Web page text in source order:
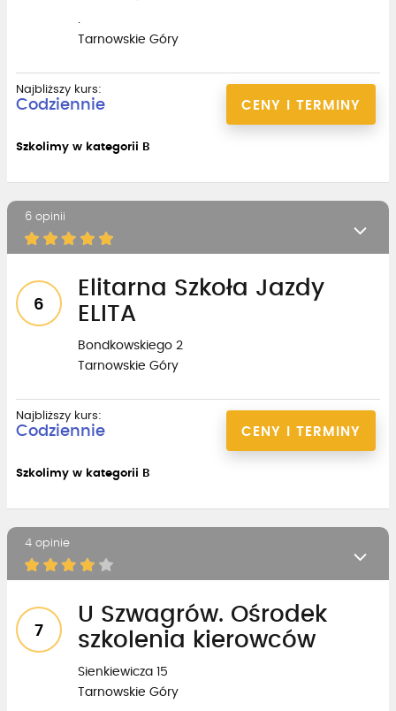
.
Tarnowskie Góry
CENY I TERMINY
Najbliższy kurs:
Codziennie
Szkolimy w kategorii B
6 opinii
6
Elitarna Szkoła Jazdy
ELITA
Bondkowskiego 2
Tarnowskie Góry
CENY I TERMINY
Najbliższy kurs:
Codziennie
Szkolimy w kategorii B
4 opinie
7
U Szwagrów. Ośrodek
szkolenia kierowców
Sienkiewicza 15
Tarnowskie Góry